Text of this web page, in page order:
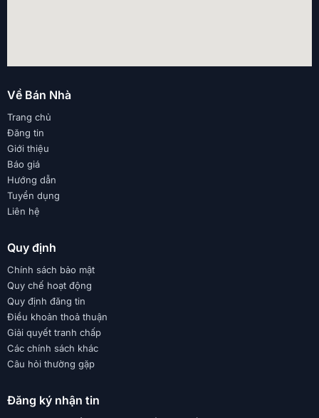
Về Bán Nhà
Trang chủ
Đăng tin
Giới thiệu
Báo giá
Hướng dẫn
Tuyển dụng
Liên hệ
Quy định
Chính sách bảo mật
Quy chế hoạt động
Quy định đăng tin
Điều khoản thoả thuận
Giải quyết tranh chấp
Các chính sách khác
Câu hỏi thường gặp
Đăng ký nhận tin